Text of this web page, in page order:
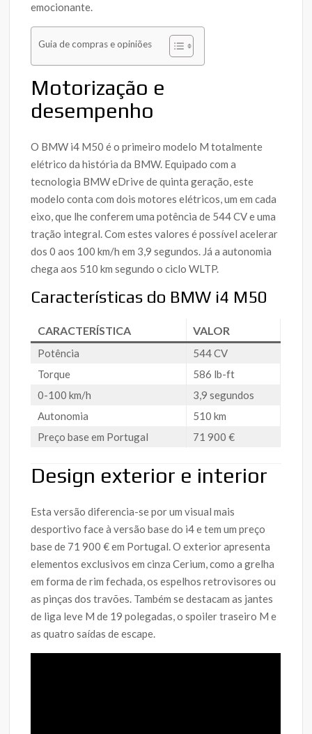
emocionante.
Guia de compras e opiniões
Motorização e
desempenho
O BMW i4 M50 é o primeiro modelo M totalmente
elétrico da história da BMW. Equipado com a
tecnologia BMW eDrive de quinta geração, este
modelo conta com dois motores elétricos, um em cada
eixo, que lhe conferem uma potência de 544 CV e uma
tração integral. Com estes valores é possível acelerar
dos 0 aos 100 km/h em 3,9 segundos. Já a autonomia
chega aos 510 km segundo o ciclo WLTP.
Características do BMW i4 M50
CARACTERÍSTICA VALOR
Potência
544 CV
Torque
586 lb-ft
0-100 km/h
3,9 segundos
Autonomia
510 km
Preço base em Portugal
71 900 €
Design exterior e interior
Esta versão diferencia-se por um visual mais
desportivo face à versão base do i4 e tem um preço
base de 71 900 € em Portugal. O exterior apresenta
elementos exclusivos em cinza Cerium, como a grelha
em forma de rim fechada, os espelhos retrovisores ou
as pinças dos travões. Também se destacam as jantes
de liga leve M de 19 polegadas, o spoiler traseiro M e
as quatro saídas de escape.